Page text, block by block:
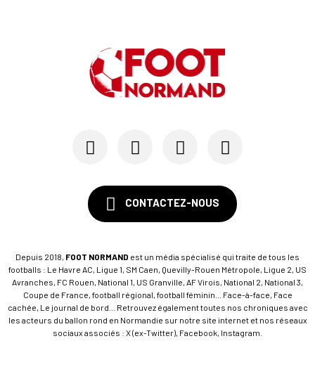
SM CAEN - MERCATO
Avec Mohamed Hafid, Malherbe veut frapper un gr...
SM Caen : Julien Meilhac quitte la direction de...
CONTACTEZ-NOUS
Depuis 2018, FOOT NORMAND est un média spécialisé qui traite de tous les
footballs : Le Havre AC, Ligue 1, SM Caen, Quevilly-Rouen Métropole, Ligue 2, US
Avranches, FC Rouen, National 1, US Granville, AF Virois, National 2, National 3,
Coupe de France, football régional, football féminin... Face-à-face, Face
cachée, Le journal de bord... Retrouvez également toutes nos chroniques avec
les acteurs du ballon rond en Normandie sur notre site internet et nos réseaux
sociaux associés : X (ex-Twitter), Facebook, Instagram.